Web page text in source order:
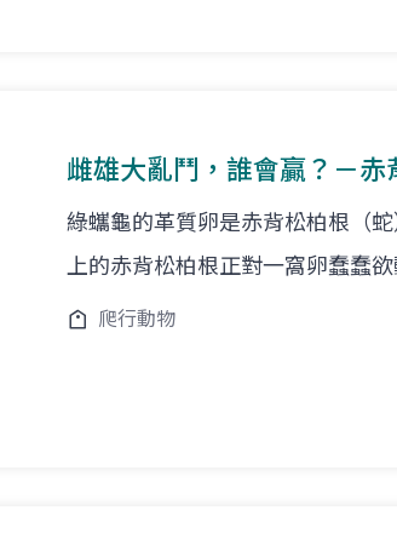
雌雄大亂鬥，誰會贏？－赤
綠蠵龜的革質卵是赤背松柏根（
上的赤背松柏根正對一窩卵蠢蠢欲
爬行動物